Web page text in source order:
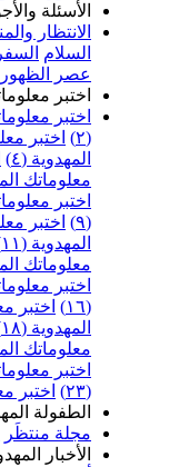
الأسئلة
الانتظار
السلام
عصر الظهور
اختبر
اختبر
(٢)
اختبر
المهدوية (٤)
معلوماتك
اختبر
(٩)
اختبر
المهدوية (١١)
معلوماتك
اختبر
(١٦)
اختبر
المهدوية (١٨)
معلوماتك
اختبر
(٢٣)
اختبر
الطفولة
مجلة منتظَر
الأخبار